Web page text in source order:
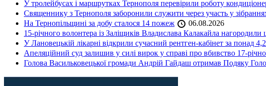
У тролейбусах і маршрутках Тернополя перевірили роботу
Священнику з Тернополя заборонили служити через участь у
На Тернопільщині за добу сталося 14 пожеж
06.08.2026
15-річного волонтера із Заліщиків Владислава Калакайла
У Лановецькій лікарні відкрили сучасний рентген-кабінет за понад
Апеляційний суд залишив у силі вирок у справі про вбивство 17-
Голова Васильковецької громади Андрій Гайдаш отримав Подяку